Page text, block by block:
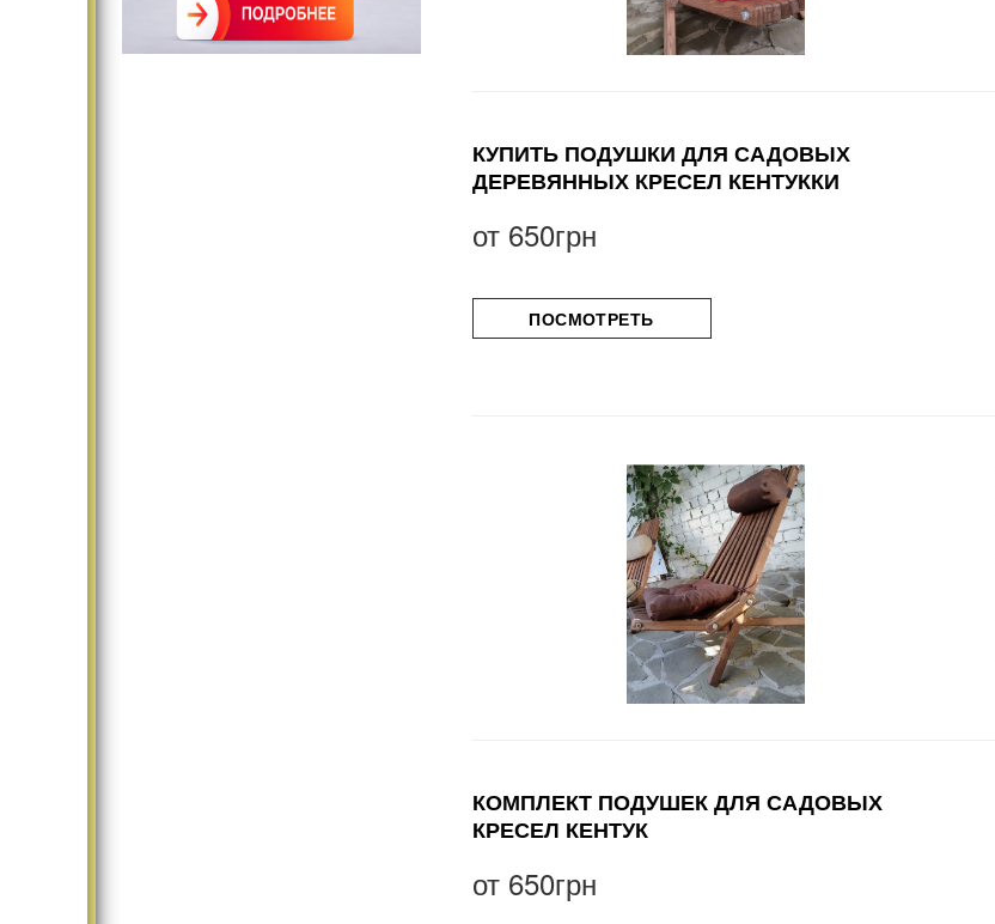
КУПИТЬ ПОДУШКИ ДЛЯ САДОВЫХ
ДЕРЕВЯННЫХ КРЕСЕЛ КЕНТУККИ
от 650грн
ПОСМОТРЕТЬ
КОМПЛЕКТ ПОДУШЕК ДЛЯ САДОВЫХ
КРЕСЕЛ КЕНТУК
от 650грн